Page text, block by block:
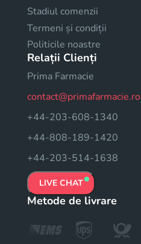
Stadiul comenzii
Termeni și condiții
Politicile noastre
Relații Clienți
Prima Farmacie
contact@primafarmacie.ro
+44-203-608-1340
+44-808-189-1420
+44-203-514-1638
LIVE CHAT
Metode de livrare